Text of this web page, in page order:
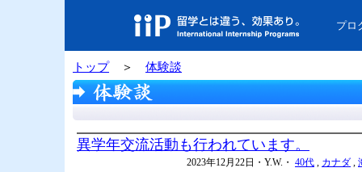
プロ
トップ＞ 体験談
異学年交流活動も行われています。
2023年12月22日・Y.W.・ 40代 , カナダ ,